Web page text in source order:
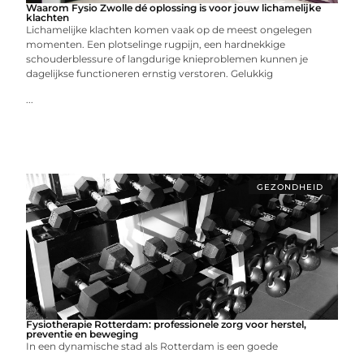
Waarom Fysio Zwolle dé oplossing is voor jouw lichamelijke
klachten
Lichamelijke klachten komen vaak op de meest ongelegen
momenten. Een plotselinge rugpijn, een hardnekkige
schouderblessure of langdurige knieproblemen kunnen je
dagelijkse functioneren ernstig verstoren. Gelukkig
...
GEZONDHEID
Fysiotherapie Rotterdam: professionele zorg voor herstel,
preventie en beweging
In een dynamische stad als Rotterdam is een goede